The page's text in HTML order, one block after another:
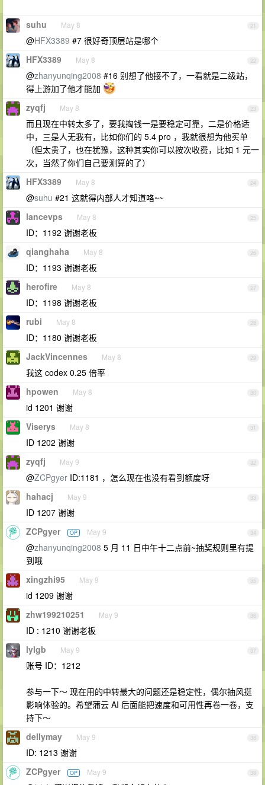
21
suhu May 8
@HFX3389 #7 很好奇顶层站是哪个
22
HFX3389 May 8
@zhanyunqing2008 #16 别想了他接不了，一看就是二级站，
得上游加了他才能加
23
zyqfj May 8
而且现在中转太多了，要我掏钱一是要稳定可靠，二是价格适
中，三是人无我有，比如你们的 5.4 pro ，我就很想为他买单
（但太贵了，也在犹豫，这种其实你可以按次收费，比如 1 元一
次，当然了你们自己要测算的了）
24
HFX3389 May 8
@suhu #21 这就得内部人才知道咯~~
25
lancevps May 8
ID：1192 谢谢老板
26
qianghaha May 8
ID：1193 谢谢老板
27
herofire May 8
ID：1198 谢谢老板
28
rubi May 8
ID：1180 谢谢老板
29
JackVincennes May 8
我这 codex 0.25 倍率
30
hpowen May 8
id 1201 谢谢
31
Viserys May 8
ID 1202 谢谢
32
zyqfj May 9
@ZCPgyer ID:1181 ，怎么现在也没有看到额度呀
33
hahacj May 9
ID 1207 谢谢
34
ZCPgyer OP May 9
@zhanyunqing2008 5 月 11 日中午十二点前~抽奖规则里有提
到哦
35
xingzhi95 May 9
id 1209 谢谢
36
zhw199210251 May 9
ID : 1210 谢谢老板
37
lylgb May 9
账号 ID：1212
参与一下～ 现在用的中转最大的问题还是稳定性，偶尔抽风挺
影响体验的。希望蒲云 AI 后面能把速度和可用性再卷一卷，支
持下～
38
dellymay May 9
ID: 1213 谢谢
39
ZCPgyer OP May 9